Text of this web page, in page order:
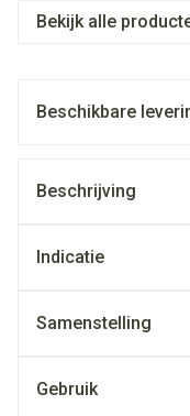
Bekijk alle
Beschikbare
Beschrijving
Indicatie
Samenstelling
Gebruik